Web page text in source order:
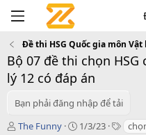
Đề thi HSG Quốc gia môn Vật
Bộ 07 đề thi chọn
lý 12 có đáp án
Bạn phải đăng nhập để tải
T
The Funny
C1/3/23
T